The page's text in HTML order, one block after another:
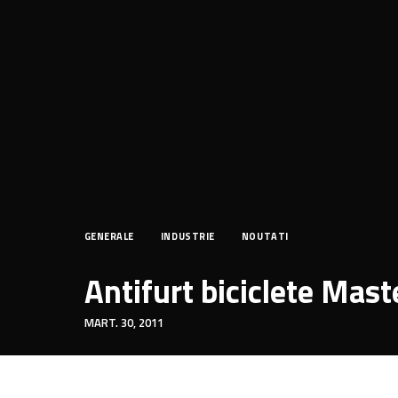
GENERALE INDUSTRIE NOUTATI
Antifurt biciclete
MART. 30, 2011